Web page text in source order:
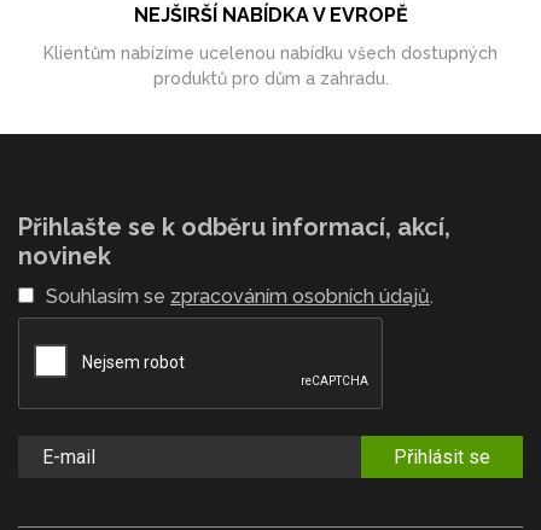
NEJŠIRŠÍ NABÍDKA V EVROPĚ
Klientům nabízíme ucelenou nabídku všech dostupných
produktů pro dům a zahradu.
Přihlašte se k odběru informací, akcí,
novinek
Souhlasím se zpracováním osobních údajů.
Přihlásit se